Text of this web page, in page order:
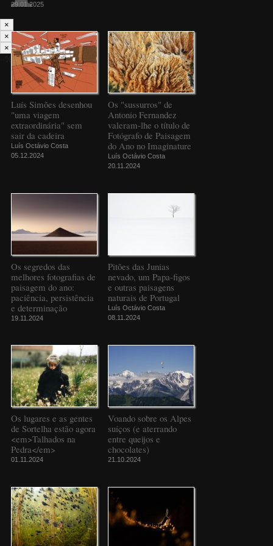
29.01.2025
Luís Simões desenhou
"uma viagem
extraordinária" sem
sair da cadeira
Luís Octávio Costa
05.12.2024
Os "sussurros" de
Antonio Fernandez
valeram-lhe o título de
Fotógrafo de Paisagem
do Ano no Imaginature
Luís Octávio Costa
20.11.2024
Os segredos das
melhores fotografias de
paisagem do ano:
paciência, persistência
e determinação
19.11.2024
Pitões das Junias
nevado, um Papa-figos
e outras paisagens
naturais de Portugal
Luís Octávio Costa
08.11.2024
Os lugares e as gentes
de Sortelha estão agora
<em>Talhados na
Pedra</em>
01.11.2024
Voando sobre os Alpes
suíços (e aterrando
entre queijos e
chocolates)
21.10.2024
×
×
×
--%>